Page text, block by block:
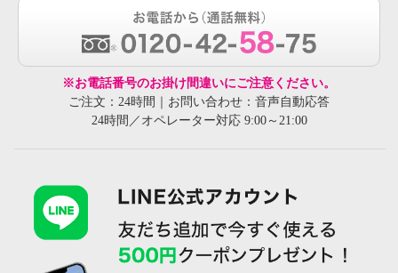
※お電話番号のお掛け間違いにご注意ください。
ご注文：24時間｜お問い合わせ：音声自動応答
24時間／オペレーター対応 9:00～21:00